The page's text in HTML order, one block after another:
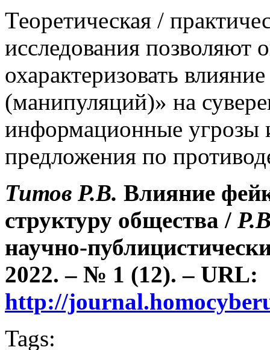
Теоретическая /
исследования позволяют
охарактеризовать
(манипуляций)» на
информационные угрозы
предложения по
Титов Р.В. Влияние
структуру общества /
научно-
2022. – № 1 (12). – URL:
http://
Tags: